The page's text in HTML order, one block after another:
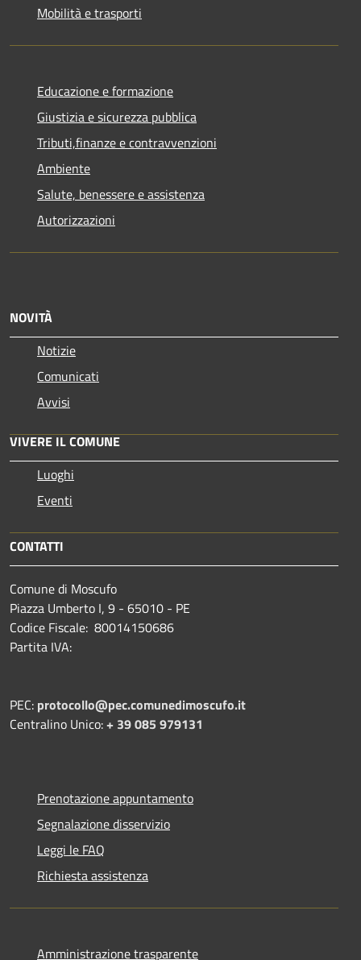
Mobilità e trasporti
Educazione e formazione
Giustizia e sicurezza pubblica
Tributi,finanze e contravvenzioni
Ambiente
Salute, benessere e assistenza
Autorizzazioni
NOVITÀ
Notizie
Comunicati
Avvisi
VIVERE IL COMUNE
Luoghi
Eventi
CONTATTI
Comune di Moscufo
Piazza Umberto I, 9 - 65010 - PE
Codice Fiscale: 80014150686
Partita IVA:
PEC: protocollo@pec.comunedimoscufo.it
Centralino Unico:+ 39 085 979131
Prenotazione appuntamento
Segnalazione disservizio
Leggi le FAQ
Richiesta assistenza
Amministrazione trasparente